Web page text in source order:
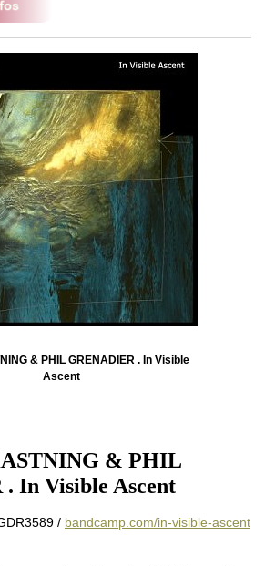
& PHIL GRENADIER . In Visible
Ascent
& PHIL
In Visible Ascent
/ bandcamp.com/in-visible-ascent